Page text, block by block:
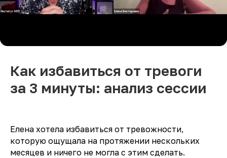
Как избавиться от тревоги
за 3 минуты: анализ сессии
Елена хотела избавиться от тревожности,
которую ощущала на протяжении нескольких
месяцев и ничего не могла с этим сделать.